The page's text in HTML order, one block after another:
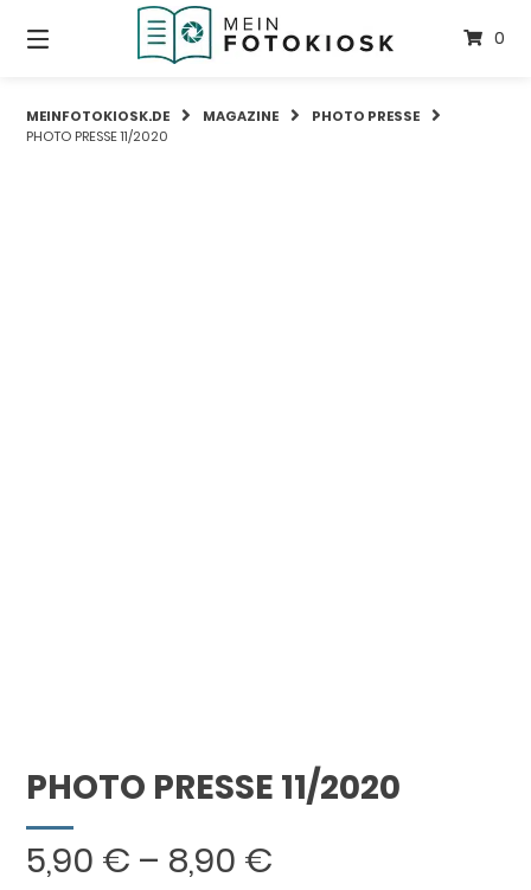
zum
0
MEINFOTOKIOSK.DE MAGAZINE
PHOTO PRESSE
PHOTO PRESSE 11/2020
PHOTO PRESSE 11/2020
5,90 € – 8,90 €